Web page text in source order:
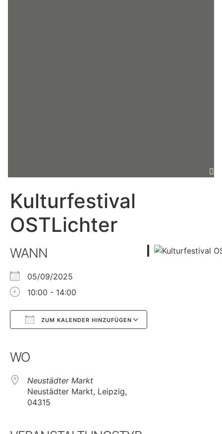
Kulturfestival
OSTLichter
WANN
05/09/2025
10:00 - 14:00
ZUM KALENDER HINZUFÜGEN
WO
Neustädter Markt
Neustädter Markt, Leipzig,
04315